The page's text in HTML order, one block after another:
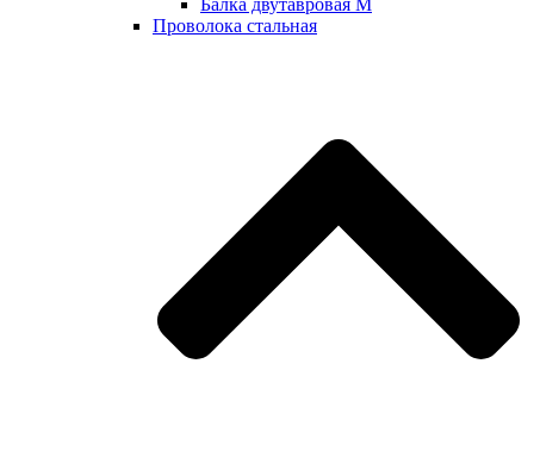
Балка двутавровая М
Проволока стальная